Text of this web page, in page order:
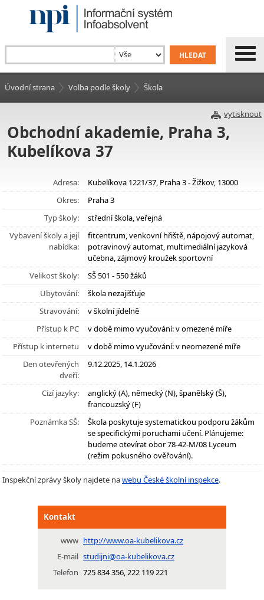
Úvodní strana Volba podle školy Škola
vytisknout
Obchodní akademie, Praha 3,
Kubelíkova 37
Adresa:
Kubelíkova 1221/37, Praha 3 - Žižkov, 13000
Okres:
Praha 3
Typ školy:
střední škola, veřejná
Vybavení školy a její
nabídka:
fitcentrum, venkovní hřiště, nápojový automat,
potravinový automat, multimediální jazyková
učebna, zájmový kroužek sportovní
Velikost školy:
SŠ 501 - 550 žáků
Ubytování:
škola nezajišťuje
Stravování:
v školní jídelně
Přístup k PC
v době mimo vyučování: v omezené míře
Přístup k internetu
v době mimo vyučování: v neomezené míře
Den otevřených
dveří:
9.12.2025, 14.1.2026
Cizí jazyky:
anglický (A), německý (N), španělský (Š),
francouzský (F)
Poznámka SŠ:
Škola poskytuje systematickou podporu žákům
se specifickými poruchami učení. Plánujeme:
budeme otevírat obor 78-42-M/08 Lyceum
(režim pokusného ověřování).
Inspekční zprávy školy najdete nawebu České školní inspekce.
Kontakt
www http://www.oa-kubelikova.cz
E-mail studijni@oa-kubelikova.cz
Telefon 725 834 356, 222 119 221